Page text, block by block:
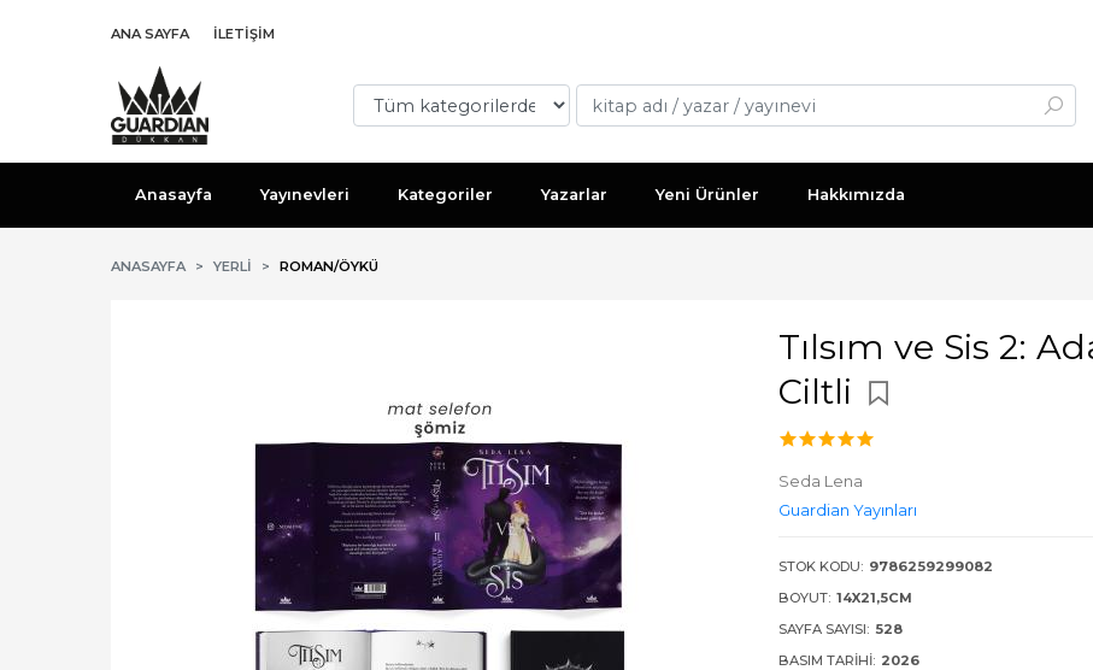
ANA SAYFA İLETIŞIM
Anasayfa Yayınevleri Kategoriler Yazarlar Yeni Ürünler Hakkımızda
ANASAYFA YERLI ROMAN/ÖYKÜ
Tılsım ve Sis 2:
Ciltli
Seda Lena
Guardian Yayınları
STOK KODU: 9786259299082
BOYUT: 14X21,5CM
SAYFA SAYISI: 528
BASIM TARIHI: 2026